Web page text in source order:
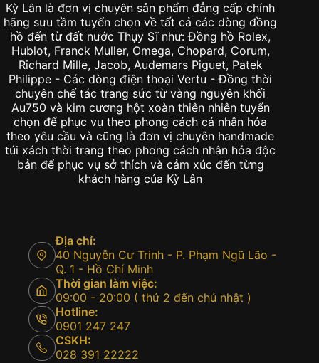
Kỳ Lân là đơn vị chuyên sản phẩm đẳng cấp chính
hãng sưu tầm tuyển chọn về tất cả các dòng đồng
hồ đến từ đất nước Thụy Sĩ như: Đồng hồ Rolex,
Hublot, Franck Muller, Omega, Chopard, Corum,
Richard Mille, Jacob, Audemars Piguet, Patek
Philippe - Các dòng điện thoại Vertu - Đồng thời
chuyên chế tác trang sức từ vàng nguyên khối
Au750 và kim cương hột xoàn thiên nhiên tuyển
chọn để phục vụ theo phong cách cá nhân hóa
theo yêu cầu và cũng là đơn vị chuyên handmade
túi xách thời trang theo phong cách nhân hóa độc
bản để phục vụ sở thích và cảm xúc đến từng
khách hàng của Kỳ Lân
Địa chỉ:
40 Nguyễn Cư Trinh - P. Phạm Ngũ Lão -
Q. 1 - Hồ Chí Minh
Thời gian làm việc:
09:00 - 20:00 ( thứ 2 đến chủ nhật )
Hotline:
0901 247 247
CSKH:
028 391 22222